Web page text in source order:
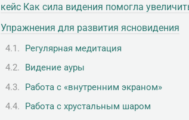
кейс Как сила видения помогла
Упражнения для развития ясновидения
Регулярная медитация
Видение ауры
Работа с «внутренним экраном»
Работа с хрустальным шаром